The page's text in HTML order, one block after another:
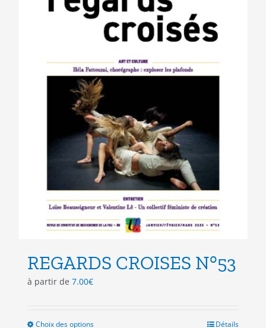
REGARDS CROISES N°53
à partir de 7.00€
Choix des optionsCe Détails